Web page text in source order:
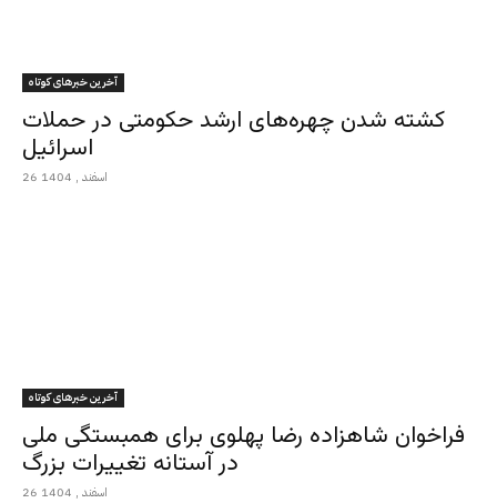
آخرین خبرهای کوتاه
کشته شدن چهره‌های ارشد حکومتی در حملات
اسرائیل
26 اسفند , 1404
آخرین خبرهای کوتاه
فراخوان شاهزاده رضا پهلوی برای همبستگی ملی
در آستانه تغییرات بزرگ
26 اسفند , 1404